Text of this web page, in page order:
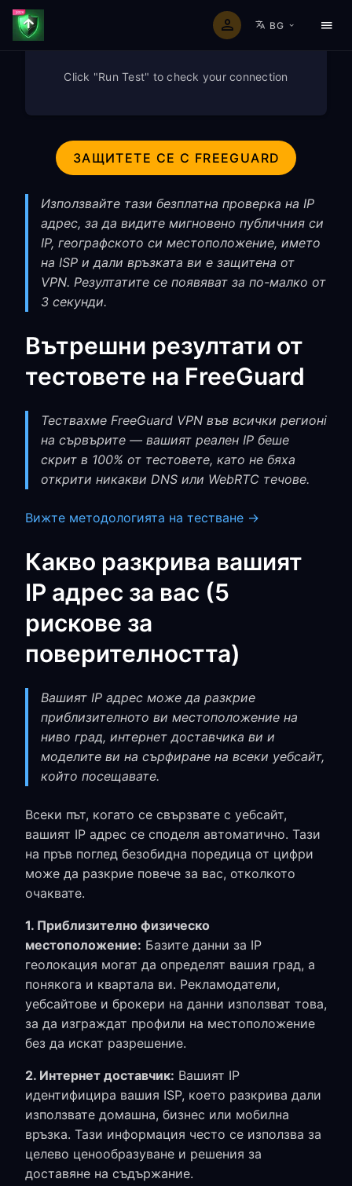
BG
Click "Run Test" to check your connection
ЗАЩИТЕТЕ СЕ С FREEGUARD
Използвайте тази безплатна проверка на IP
адрес, за да видите мигновено публичния си
IP, географското си местоположение, името
на ISP и дали връзката ви е защитена от
VPN. Резултатите се появяват за по-малко от
3 секунди.
Вътрешни резултати от
тестовете на FreeGuard
Тествахме FreeGuard VPN във всички регионi
на сървърите — вашият реален IP беше
скрит в 100% от тестовете, като не бяха
открити никакви DNS или WebRTC течове.
Вижте методологията на тестване →
Какво разкрива вашият
IP адрес за вас (5
рискове за
поверителността)
Вашият IP адрес може да разкрие
приблизителното ви местоположение на
ниво град, интернет доставчика ви и
моделите ви на сърфиране на всеки уебсайт,
който посещавате.
Всеки път, когато се свързвате с уебсайт,
вашият IP адрес се споделя автоматично. Тази
на пръв поглед безобидна поредица от цифри
може да разкрие повече за вас, отколкото
очаквате.
1. Приблизително физическо
местоположение: Базите данни за IP
геолокация могат да определят вашия град, а
понякога и квартала ви. Рекламодатели,
уебсайтове и брокери на данни използват това,
за да изграждат профили на местоположение
без да искат разрешение.
2. Интернет доставчик: Вашият IP
идентифицира вашия ISP, което разкрива дали
използвате домашна, бизнес или мобилна
връзка. Тази информация често се използва за
целево ценообразуване и решения за
доставяне на съдържание.